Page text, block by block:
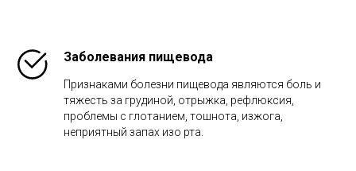
Заболевания пищевода
Признаками болезни пищевода являются боль и
тяжесть за грудиной, отрыжка, рефлюксия,
проблемы с глотанием, тошнота, изжога,
неприятный запах изо рта.